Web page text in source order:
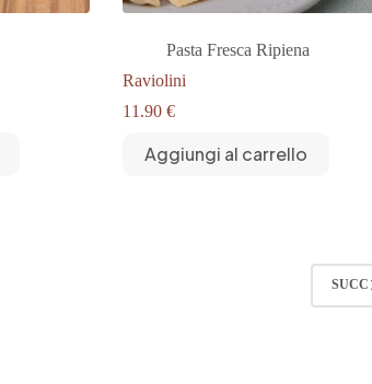
Pasta Fresca Ripiena
Raviolini
11.90 €
Aggiungi al carrello
SUCC